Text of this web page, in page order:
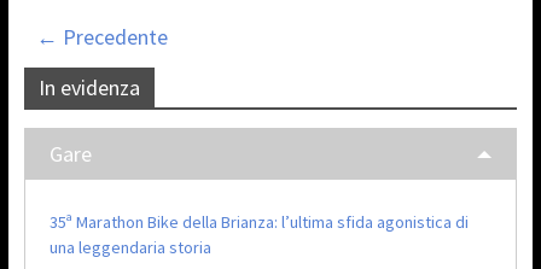
← Precedente
In evidenza
Gare
35ª Marathon Bike della Brianza: l’ultima sfida agonistica di
una leggendaria storia